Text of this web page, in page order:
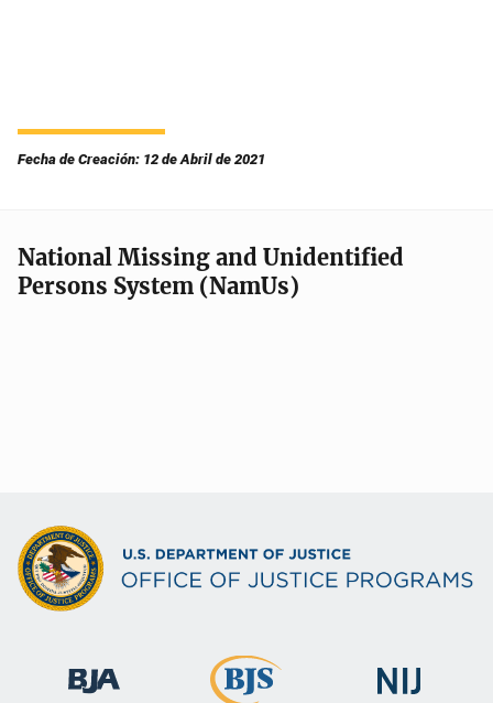
Fecha de Creación: 12 de Abril de 2021
National Missing and Unidentified
Persons System (NamUs)